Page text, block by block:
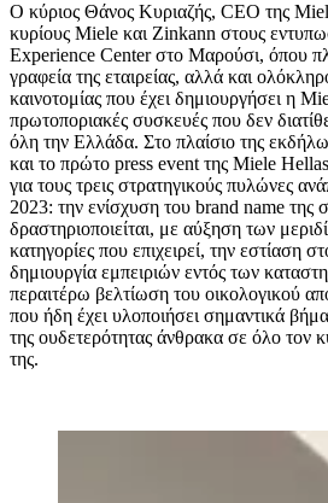
Ο κύριος Θάνος Κυριαζής, CEO της
κυρίους Miele και Zinkann στους
Experience Center στο Μαρούσι, όπου
γραφεία της εταιρείας, αλλά και
καινοτομίας που έχει δημιουργήσει η
πρωτοποριακές συσκευές που δεν
όλη την Ελλάδα. Στο πλαίσιο της
και το πρώτο press event της Miele
για τους τρεις στρατηγικούς πυλώνες
2023: την ενίσχυση του brand name της
δραστηριοποιείται, με αύξηση των
κατηγορίες που επιχειρεί, την εστίαση
δημιουργία εμπειριών εντός των
περαιτέρω βελτίωση του οικολογικού
που ήδη έχει υλοποιήσει σημαντικά
της ουδετερότητας άνθρακα σε όλο τον
της.